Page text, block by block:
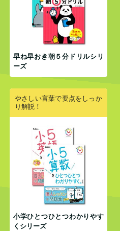
解答 p.80
早ね早おき朝５分ドリルシリ
ーズ
やさしい言葉で要点をしっか
り解説！
小学ひとつひとつわかりやす
くシリーズ